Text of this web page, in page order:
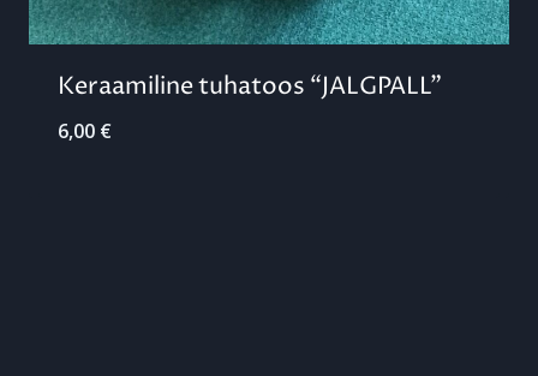
Keraamiline tuhatoos “JALGPALL”
6,00 €